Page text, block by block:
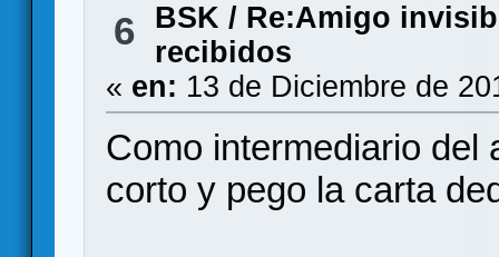
6 BSK / Re:Amigo
recibidos
« en: 13 de Diciembre de
Como intermediario del
corto y pego la carta